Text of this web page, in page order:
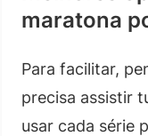
maratona
Para facilitar,
precisa assistir
usar cada série